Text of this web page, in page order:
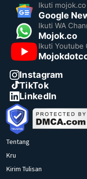
Ikuti
Google
Ikuti WA
Mojok.co
Ikuti Youtube
Instagram
TikTok
LinkedIn
Tentang
Kru
Kirim Tulisan